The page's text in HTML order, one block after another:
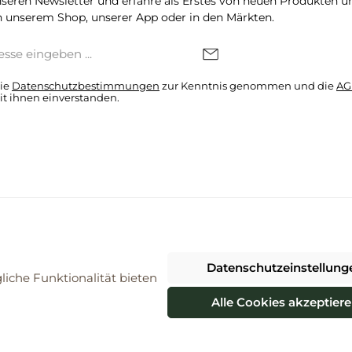
Shop, unserer App oder in den Märkten.
Datenschutzbestimmungen zur Kenntnis genommen und die
ihnen einverstanden.
ProBiomarkt WebShop - Alle Rechte vorbehalten. Theme by
Vertrag widerrufen
Funktionalität bieten
Alle Cookies